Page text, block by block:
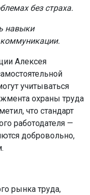
без страха.
навыки
Алексея
учитываться
охраны труда
что стандарт
работодателя —
добровольно,
рынка труда,